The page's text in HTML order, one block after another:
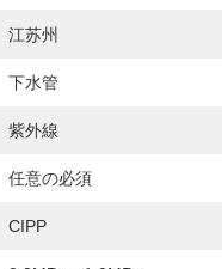
江苏州
下水管
紫外線
任意の必須
CIPP